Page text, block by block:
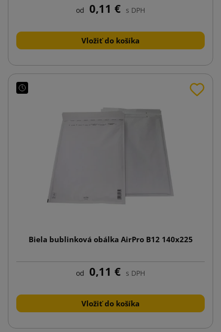
od 0,11 € s DPH
Vložiť do košíka
Biela bublinková obálka AirPro B12 140x225
od 0,11 € s DPH
Vložiť do košíka